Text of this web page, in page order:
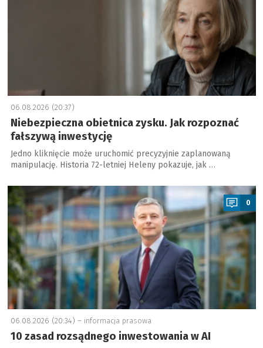
06.08.2026 (20:37)
Niebezpieczna obietnica zysku. Jak rozpoznać
fałszywą inwestycję
Jedno kliknięcie może uruchomić precyzyjnie zaplanowaną
manipulację. Historia 72-letniej Heleny pokazuje, jak …
a
0
06.08.2026 (20:34) – informacja prasowa
10 zasad rozsądnego inwestowania w AI